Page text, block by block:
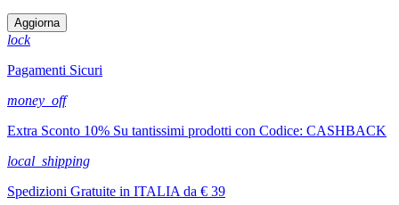
lock
Pagamenti Sicuri
money_off
Extra Sconto 10% Su tantissimi prodotti con Codice: CASHBACK
local_shipping
Spedizioni Gratuite in ITALIA da € 39